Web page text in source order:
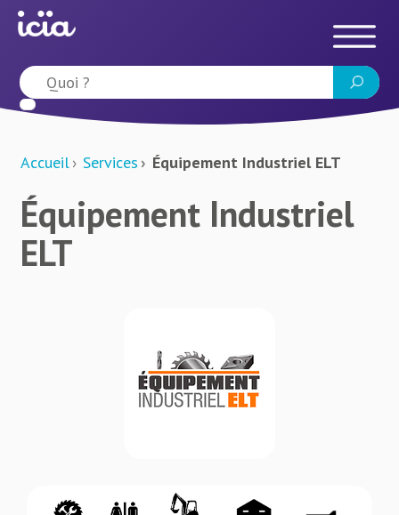
Accueil Services Équipement Industriel ELT
Équipement Industriel
ELT